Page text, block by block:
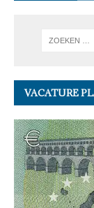
VACATURE